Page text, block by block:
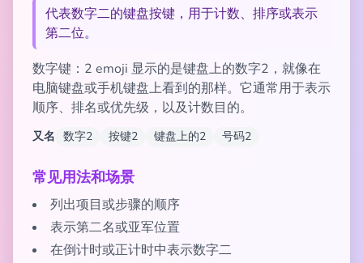
代表数字二的键盘按键，用于计数、排序或表示
第二位。
数字键：2 emoji 显示的是键盘上的数字2，就像在
电脑键盘或手机键盘上看到的那样。它通常用于表示
顺序、排名或优先级，以及计数目的。
又名 数字2 按键2 键盘上的2 号码2
常见用法和场景
列出项目或步骤的顺序
表示第二名或亚军位置
在倒计时或正计时中表示数字二